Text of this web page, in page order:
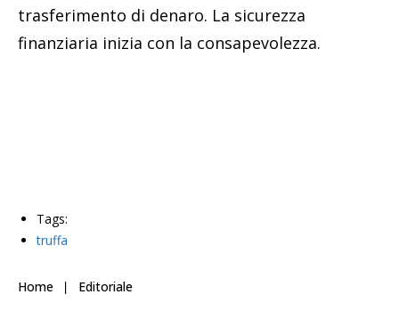
trasferimento di denaro. La sicurezza
finanziaria inizia con la consapevolezza.
Tags:
truffa
Home Editoriale